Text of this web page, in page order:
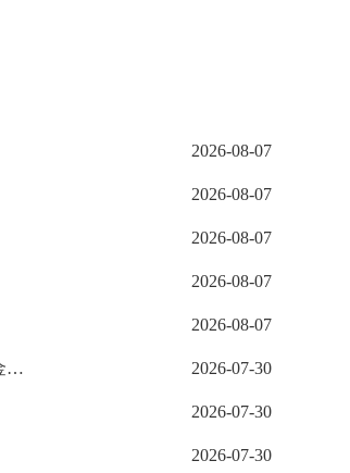
2026-08-07
2026-08-07
2026-08-07
2026-08-07
2026-08-07
长春新区财政局关于下达2024年义务教育薄弱环节改善与能力提升补助资金的通知 2026-07-30
2026-07-30
2026-07-30